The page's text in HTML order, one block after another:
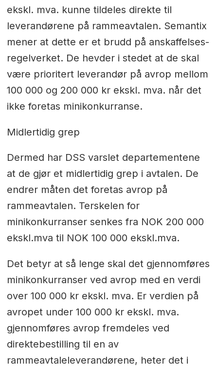
ekskl. mva. kunne tildeles direkte til
leverandørene på rammeavtalen. Semantix
mener at dette er et brudd på anskaffelses-
regelverket. De hevder i stedet at de skal
være prioritert leverandør på avrop mellom
100 000 og 200 000 kr ekskl. mva. når det
ikke foretas minikonkurranse.
Midlertidig grep
Dermed har DSS varslet departementene
at de gjør et midlertidig grep i avtalen. De
endrer måten det foretas avrop på
rammeavtalen. Terskelen for
minikonkurranser senkes fra NOK 200 000
ekskl.mva til NOK 100 000 ekskl.mva.
Det betyr at så lenge skal det gjennomføres
minikonkurranser ved avrop med en verdi
over 100 000 kr ekskl. mva. Er verdien på
avropet under 100 000 kr ekskl. mva.
gjennomføres avrop fremdeles ved
direktebestilling til en av
rammeavtaleleverandørene, heter det i